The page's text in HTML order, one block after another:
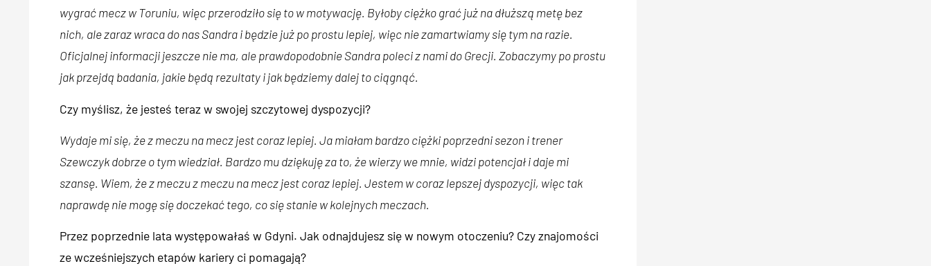
wygrać mecz w Toruniu, więc przerodziło się to w motywację. Byłoby ciężko grać już na dłuższą metę bez
nich, ale zaraz wraca do nas Sandra i będzie już po prostu lepiej, więc nie zamartwiamy się tym na razie.
Oficjalnej informacji jeszcze nie ma, ale prawdopodobnie Sandra poleci z nami do Grecji. Zobaczymy po prostu
jak przejdą badania, jakie będą rezultaty i jak będziemy dalej to ciągnąć.
Czy myślisz, że jesteś teraz w swojej szczytowej dyspozycji?
Wydaje mi się, że z meczu na mecz jest coraz lepiej. Ja miałam bardzo ciężki poprzedni sezon i trener
Szewczyk dobrze o tym wiedział. Bardzo mu dziękuję za to, że wierzy we mnie, widzi potencjał i daje mi
szansę. Wiem, że z meczu z meczu na mecz jest coraz lepiej. Jestem w coraz lepszej dyspozycji, więc tak
naprawdę nie mogę się doczekać tego, co się stanie w kolejnych meczach.
Przez poprzednie lata występowałaś w Gdyni. Jak odnajdujesz się w nowym otoczeniu? Czy znajomości
ze wcześniejszych etapów kariery ci pomagają?